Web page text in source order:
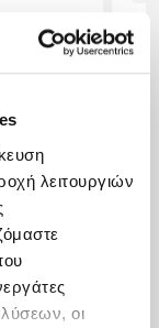
λειτουργιών
οι
γεύματά σου ένα -